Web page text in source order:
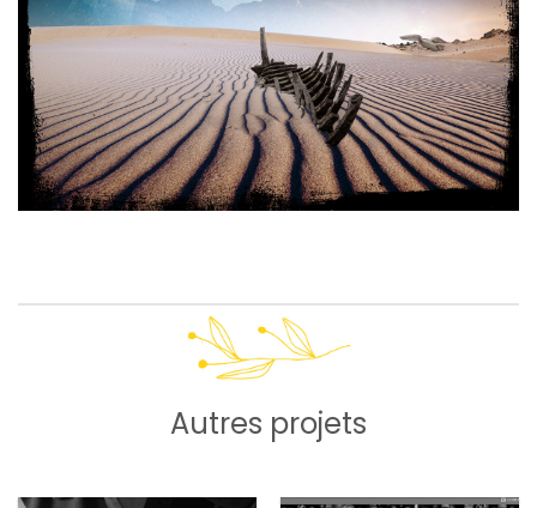
Autres projets